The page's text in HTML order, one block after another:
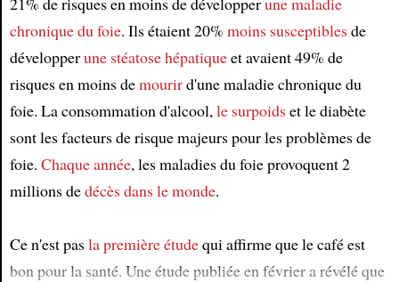
Article
chronique du foie. Ils étaient 20% moins susceptiblesde
développerune stéatose hépatiqueet avaient 49% de
risques en moins demourird'une maladie chronique du
foie. La consommation d'alcool, le surpoidset le diabète
sont les facteurs de risque majeurs pour les problèmes de
foie. Chaque année, les maladies du foie provoquent 2
millions dedécèsdans le monde.
Ce n'est pasla première étudequi affirme que le café est
bon pour la santé. Une étude publiée en février a révélé que